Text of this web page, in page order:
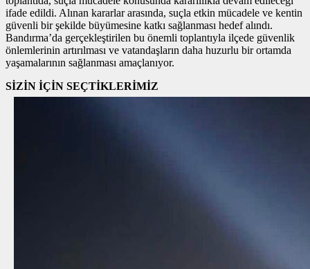
ifade edildi. Alınan kararlar arasında, suçla etkin mücadele ve kentin
güvenli bir şekilde büyümesine katkı sağlanması hedef alındı.
Bandırma’da gerçekleştirilen bu önemli toplantıyla ilçede güvenlik
önlemlerinin artırılması ve vatandaşların daha huzurlu bir ortamda
yaşamalarının sağlanması amaçlanıyor.
SİZİN İÇİN SEÇTİKLERİMİZ